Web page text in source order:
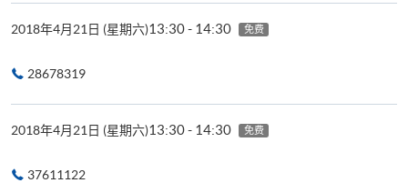
2018年4月21日 (星期六)13:30 - 14:30 免费
28678319
2018年4月21日 (星期六)13:30 - 14:30 免费
37611122